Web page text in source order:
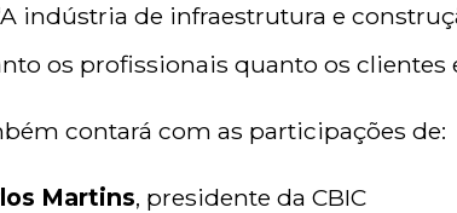
indústria de infraestrutura e
os profissionais quanto os clientes
contará com as participações de:
Martins, presidente da CBIC